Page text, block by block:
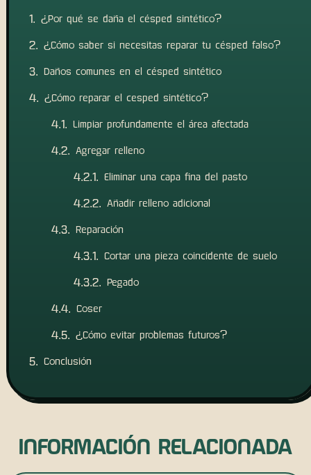
¿Por qué se daña el césped sintético?
¿Cómo saber si necesitas reparar tu césped falso?
Daños comunes en el césped sintético
¿Cómo reparar el cesped sintético?
Limpiar profundamente el área afectada
Agregar relleno
Eliminar una capa fina del pasto
Añadir relleno adicional
Reparación
Cortar una pieza coincidente de suelo
Pegado
Coser
¿Cómo evitar problemas futuros?
Conclusión
INFORMACIÓN RELACIONADA